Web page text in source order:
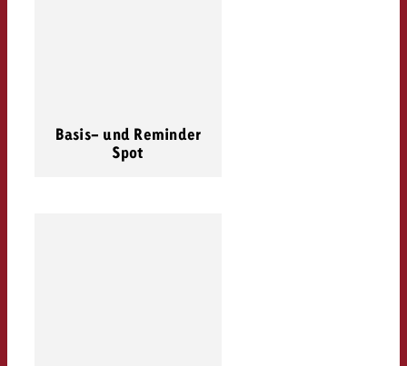
Basis- und Reminder
Spot